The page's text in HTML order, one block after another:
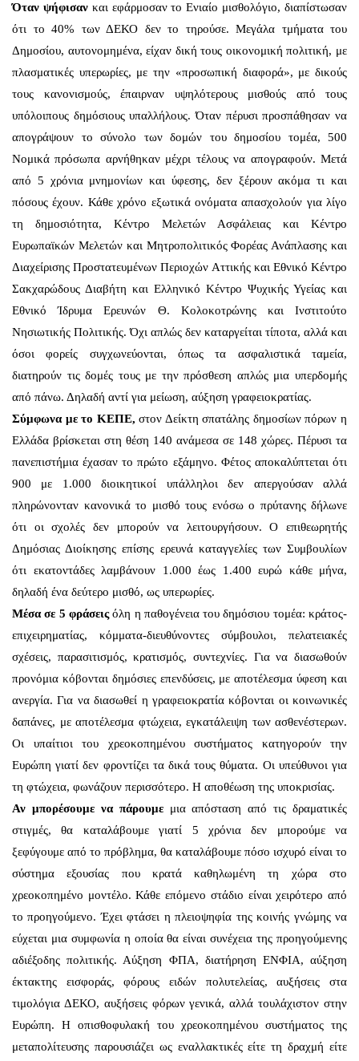
Όταν ψήφισανκαι εφάρμοσαν το Ενιαίο μισθολόγιο, διαπίστωσαν
ότι το 40% των ΔΕΚΟ δεν το τηρούσε. Μεγάλα τμήματα του
Δημοσίου, αυτονομημένα, είχαν δική τους οικονομική πολιτική, με
πλασματικές υπερωρίες, με την «προσωπική διαφορά», με δικούς
τους κανονισμούς, έπαιρναν υψηλότερους μισθούς από τους
υπόλοιπους δημόσιους υπαλλήλους. Όταν πέρυσι προσπάθησαν να
απογράψουν το σύνολο των δομών του δημοσίου τομέα, 500
Νομικά πρόσωπα αρνήθηκαν μέχρι τέλους να απογραφούν. Μετά
από 5 χρόνια μνημονίων και ύφεσης, δεν ξέρουν ακόμα τι και
πόσους έχουν. Κάθε χρόνο εξωτικά ονόματα απασχολούν για λίγο
τη δημοσιότητα, Κέντρο Μελετών Ασφάλειας και Κέντρο
Ευρωπαϊκών Μελετών και Μητροπολιτικός Φορέας Ανάπλασης και
Διαχείρισης Προστατευμένων Περιοχών Αττικής και Εθνικό Κέντρο
Σακχαρώδους Διαβήτη και Ελληνικό Κέντρο Ψυχικής Υγείας και
Εθνικό Ίδρυμα Ερευνών Θ. Κολοκοτρώνης και Ινστιτούτο
Νησιωτικής Πολιτικής. Όχι απλώς δεν καταργείται τίποτα, αλλά και
όσοι φορείς συγχωνεύονται, όπως τα ασφαλιστικά ταμεία,
διατηρούν τις δομές τους με την πρόσθεση απλώς μια υπερδομής
από πάνω. Δηλαδή αντί για μείωση, αύξηση γραφειοκρατίας.
Σύμφωνα με το ΚΕΠΕ, στον Δείκτη σπατάλης δημοσίων πόρων η
Ελλάδα βρίσκεται στη θέση 140 ανάμεσα σε 148 χώρες. Πέρυσι τα
πανεπιστήμια έχασαν το πρώτο εξάμηνο. Φέτος αποκαλύπτεται ότι
900 με 1.000 διοικητικοί υπάλληλοι δεν απεργούσαν αλλά
πληρώνονταν κανονικά το μισθό τους ενόσω ο πρύτανης δήλωνε
ότι οι σχολές δεν μπορούν να λειτουργήσουν. Ο επιθεωρητής
Δημόσιας Διοίκησης επίσης ερευνά καταγγελίες των Συμβουλίων
ότι εκατοντάδες λαμβάνουν 1.000 έως 1.400 ευρώ κάθε μήνα,
δηλαδή ένα δεύτερο μισθό, ως υπερωρίες.
Μέσα σε 5 φράσειςόλη η παθογένεια του δημόσιου τομέα: κράτος-
επιχειρηματίας, κόμματα-διευθύνοντες σύμβουλοι, πελατειακές
σχέσεις, παρασιτισμός, κρατισμός, συντεχνίες. Για να διασωθούν
προνόμια κόβονται δημόσιες επενδύσεις, με αποτέλεσμα ύφεση και
ανεργία. Για να διασωθεί η γραφειοκρατία κόβονται οι κοινωνικές
δαπάνες, με αποτέλεσμα φτώχεια, εγκατάλειψη των ασθενέστερων.
Οι υπαίτιοι του χρεοκοπημένου συστήματος κατηγορούν την
Ευρώπη γιατί δεν φροντίζει τα δικά τους θύματα. Οι υπεύθυνοι για
τη φτώχεια, φωνάζουν περισσότερο. Η αποθέωση της υποκρισίας.
Αν μπορέσουμε να πάρουμεμια απόσταση από τις δραματικές
στιγμές, θα καταλάβουμε γιατί 5 χρόνια δεν μπορούμε να
ξεφύγουμε από το πρόβλημα, θα καταλάβουμε πόσο ισχυρό είναι το
σύστημα εξουσίας που κρατά καθηλωμένη τη χώρα στο
χρεοκοπημένο μοντέλο. Κάθε επόμενο στάδιο είναι χειρότερο από
το προηγούμενο. Έχει φτάσει η πλειοψηφία της κοινής γνώμης να
εύχεται μια συμφωνία η οποία θα είναι συνέχεια της προηγούμενης
αδιέξοδης πολιτικής. Αύξηση ΦΠΑ, διατήρηση ΕΝΦΙΑ, αύξηση
έκτακτης εισφοράς, φόρους ειδών πολυτελείας, αυξήσεις στα
τιμολόγια ΔΕΚΟ, αυξήσεις φόρων γενικά, αλλά τουλάχιστον στην
Ευρώπη. Η οπισθοφυλακή του χρεοκοπημένου συστήματος της
μεταπολίτευσης παρουσιάζει ως εναλλακτικές είτε τη δραχμή είτε